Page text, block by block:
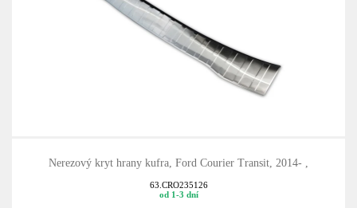
Nerezový kryt hrany kufra, Ford Courier Transit, 2014- ,
63.CRO235126
od 1-3 dní